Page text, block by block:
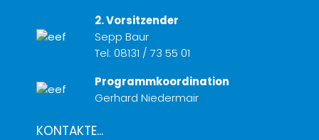
2. Vorsitzender
Sepp Baur
Tel: 08131 / 73 55 01
Programmkoordination
Gerhard Niedermair
KONTAKTE...